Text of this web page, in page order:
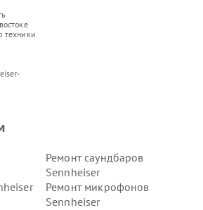
техники
Ремонт саундбаров
Sennheiser
Ремонт микрофонов
Sennheiser